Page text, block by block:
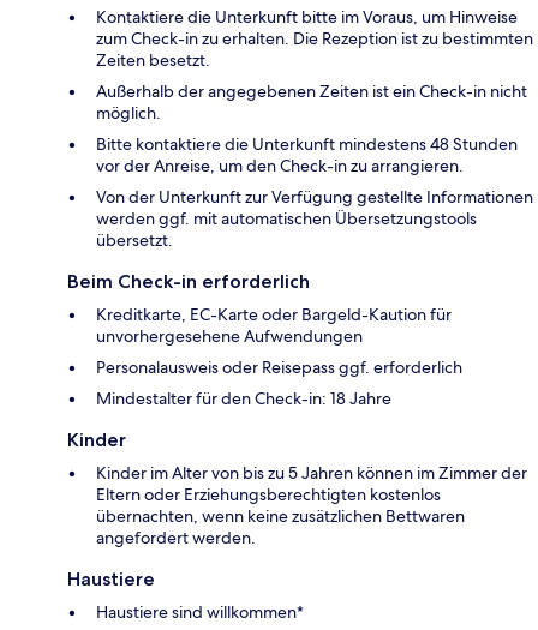
Kontaktiere die Unterkunft bitte im Voraus, um Hinweise
zum Check-in zu erhalten. Die Rezeption ist zu bestimmten
Zeiten besetzt.
Außerhalb der angegebenen Zeiten ist ein Check-in nicht
möglich.
Bitte kontaktiere die Unterkunft mindestens 48 Stunden
vor der Anreise, um den Check-in zu arrangieren.
Von der Unterkunft zur Verfügung gestellte Informationen
werden ggf. mit automatischen Übersetzungstools
übersetzt.
Beim Check-in erforderlich
Kreditkarte, EC-Karte oder Bargeld-Kaution für
unvorhergesehene Aufwendungen
Personalausweis oder Reisepass ggf. erforderlich
Mindestalter für den Check-in: 18 Jahre
Kinder
Kinder im Alter von bis zu 5 Jahren können im Zimmer der
Eltern oder Erziehungsberechtigten kostenlos
übernachten, wenn keine zusätzlichen Bettwaren
angefordert werden.
Haustiere
Haustiere sind willkommen*